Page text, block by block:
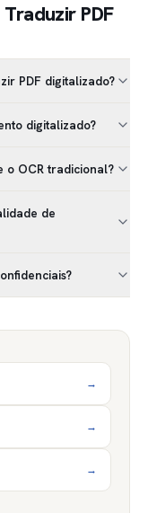
PDF
PDF digitalizado?
digitalizado?
OCR tradicional?
de
→
→
→